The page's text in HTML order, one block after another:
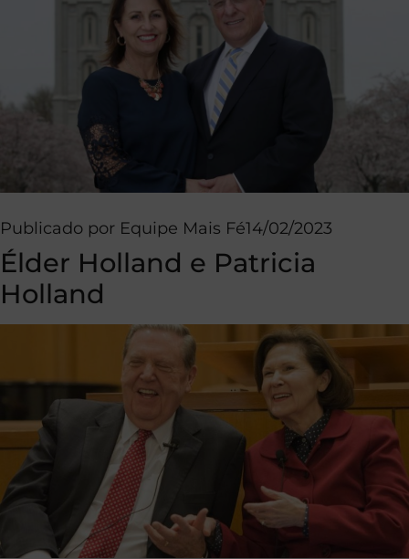
Publicado por Equipe Mais Fé14/02/2023
Élder Holland e Patricia
Holland